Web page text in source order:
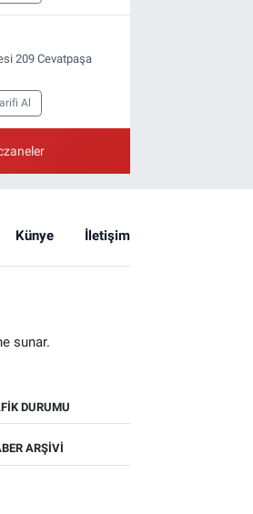
209 Cevatpaşa
Al
Künye İletişim
sunar.
DURUMU
ARŞIVI